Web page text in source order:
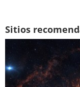
Sitios